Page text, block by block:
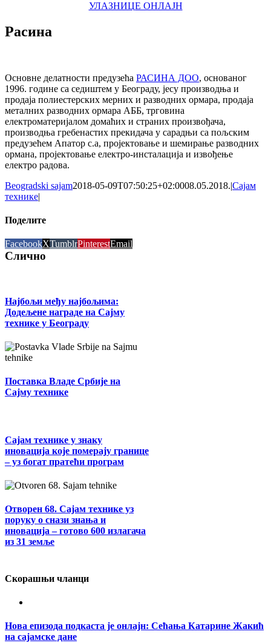
УЛАЗНИЦЕ ОНЛАЈН
Расина
Основне делатности предузећа РАСИНА ДОО, основаног
1996. године са седиштем у Београду, јесу производња и
продаја полиестерских мерних и разводних ормара, продаја
металних разводних ормара АББ, трговина
електроматеријалом домаћих и страних произвођача,
производња гребенастих прекидача у сарадњи са пољским
предузећем Апатор с.а, пројектовање и шемирање разводних
ормана, пројектовање електро-инсталација и извођење
електро радова.
Beogradski sajam2018-05-09T07:50:25+02:0008.05.2018.|Сајам
технике|
Поделите
FacebookXTumblrPinterestEmail
Слично
Најбољи међу најбољима:
Додељене награде на Сајму
технике у Београду
Поставка Владе Србије на
Сајму технике
Сајам технике у знаку
иновација које померају границе
– уз богат пратећи програм
Отворен 68. Сајам технике уз
поруку о снази знања и
иновација – готово 600 излагача
из 31 земље
Скорашњи чланци
Нова епизода подкаста је онлајн: Сећања Катарине Жакић
на сајамске дане